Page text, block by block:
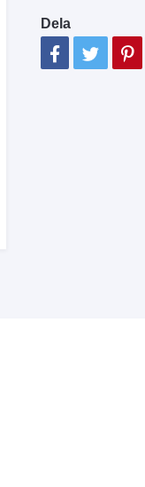
Dela